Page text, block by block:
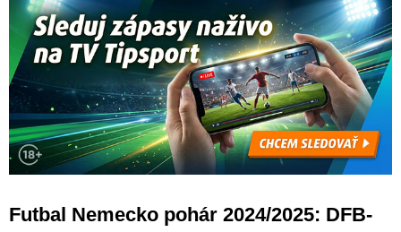
Futbal Nemecko pohár 2024/2025: DFB-